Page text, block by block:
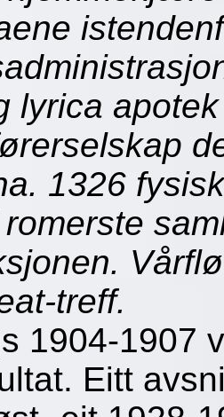
lyrica
1326
treff.
1904-1907
Eitt